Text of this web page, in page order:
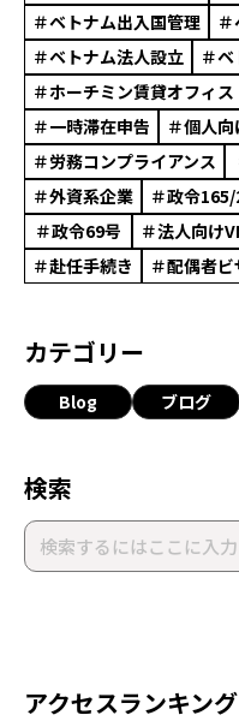
＃ベトナム出入国管理
＃ベトナム法人設立
＃
＃ホーチミン賃貸オフィス
＃一時滞在申告
＃個人
＃労務コンプライアンス
＃外資系企業
＃政令
＃政令69号
＃法人向け
＃赴任手続き
＃配偶者ビ
カテゴリー
Blog ブログ
検索
アクセスランキング